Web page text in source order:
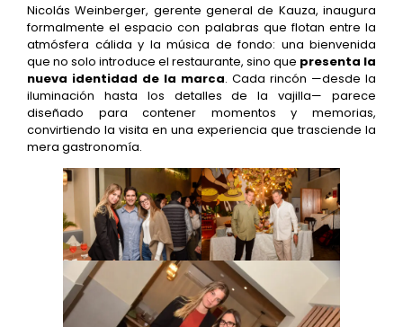
Nicolás Weinberger, gerente general de Kauza, inaugura
formalmente el espacio con palabras que flotan entre la
atmósfera cálida y la música de fondo: una bienvenida
que no solo introduce el restaurante, sino que presenta la
nueva identidad de la marca. Cada rincón —desde la
iluminación hasta los detalles de la vajilla— parece
diseñado para contener momentos y memorias,
convirtiendo la visita en una experiencia que trasciende la
mera gastronomía.